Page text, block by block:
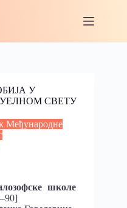
У
СВЕТУ
Међународне
школе